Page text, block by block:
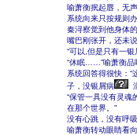
喻萧衡抿起唇，无
系统向来只按规则
秦浔察觉到他身体
嘴巴刚张开，还未
“可以,但是只有一
“休眠……”喻萧衡品
系统回答得很快：
子，没银屑病
“保管一具没有灵魂
在那个世界。”
没有心跳，没有呼
喻萧衡转动眼睛看